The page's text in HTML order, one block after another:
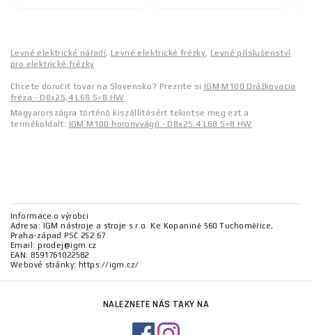
Levné elektrické nářadí, Levné elektrické frézky, Levné příslušenství
pro elektrické frézky
Chcete doručiť tovar na Slovensko? Prezrite si IGM M100 Drážkovacia
fréza - D8x25,4 L68 S=8 HW
Magyarországra történő kiszállításért tekintse meg ezt a
termékoldalt: IGM M100 horonyvágó - D8x25.4 L68 S=8 HW
Informace o výrobci
Adresa: IGM nástroje a stroje s.r.o. Ke Kopanině 560 Tuchoměřice,
Praha-západ PSČ 252 67
Email: prodej@igm.cz
EAN: 8591761022582
Webové stránky: https://igm.cz/
NALEZNETE NÁS TAKY NA